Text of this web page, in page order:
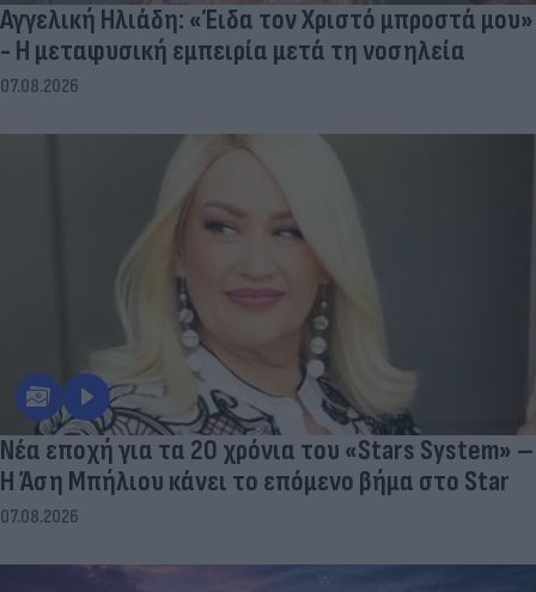
Αγγελική Ηλιάδη: «Έιδα τον Χριστό μπροστά μου»
- Η μεταφυσική εμπειρία μετά τη νοσηλεία
07.08.2026
Νέα εποχή για τα 20 χρόνια του «Stars System» –
Η Άση Μπήλιου κάνει το επόμενο βήμα στο Star
07.08.2026